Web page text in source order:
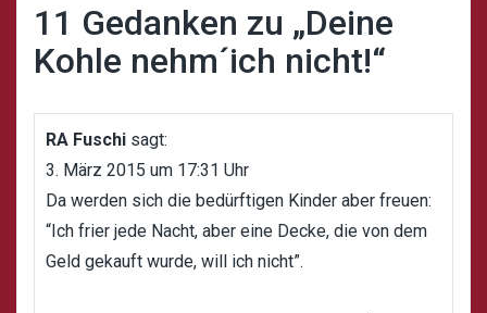
11 Gedanken zu „Deine
Kohle nehm´ich nicht!“
RA Fuschi sagt:
3. März 2015 um 17:31 Uhr
Da werden sich die bedürftigen Kinder aber freuen:
“Ich frier jede Nacht, aber eine Decke, die von dem
Geld gekauft wurde, will ich nicht”.